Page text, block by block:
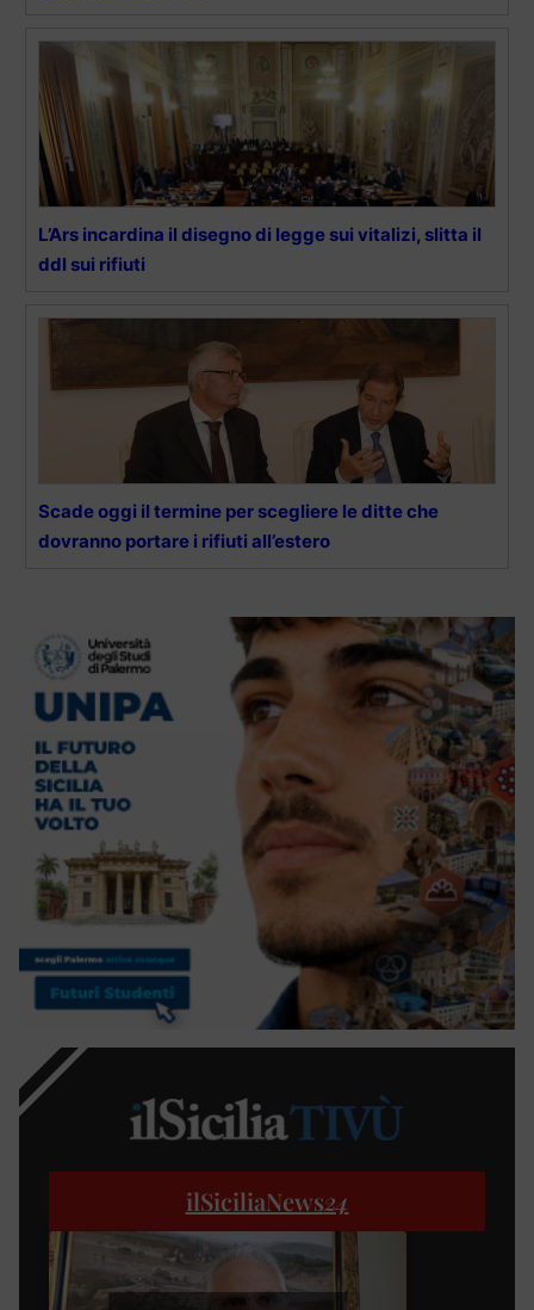
L’Ars incardina il disegno di legge sui vitalizi, slitta il
ddl sui rifiuti
Scade oggi il termine per scegliere le ditte che
dovranno portare i rifiuti all’estero
ilSiciliaNews24